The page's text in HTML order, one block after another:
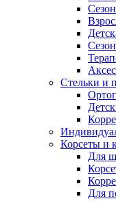
Стельки и
Корсеты и
Для
Для